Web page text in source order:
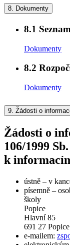
8. Dokumenty
8.1
Dokumenty
8.2
Dokumenty
9. Žádosti o
Žádosti o
106/1999
k
ústně – v
písemně –
školy
Popice
Hlavní 85
691 27 Popice
e-mailem: